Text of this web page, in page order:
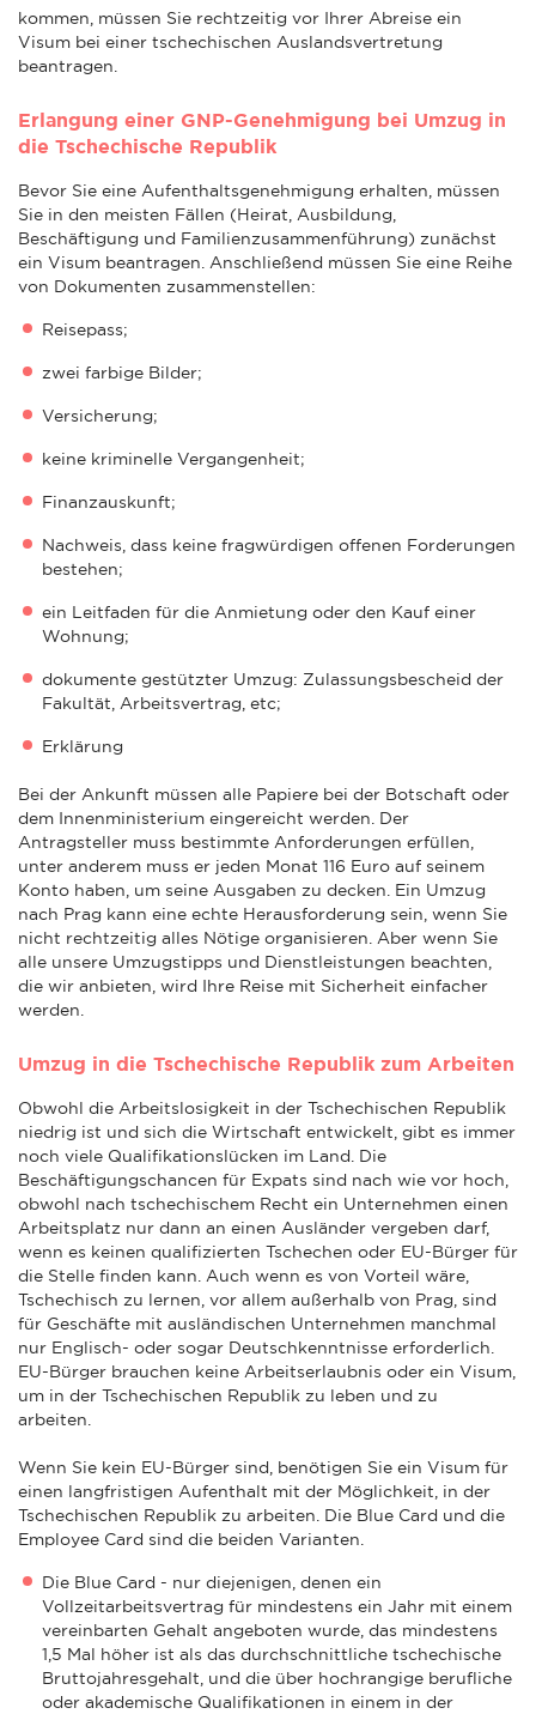
kommen, müssen Sie rechtzeitig vor Ihrer Abreise ein
Visum bei einer tschechischen Auslandsvertretung
beantragen.
Erlangung einer GNP-Genehmigung bei Umzug in
die Tschechische Republik
Bevor Sie eine Aufenthaltsgenehmigung erhalten, müssen
Sie in den meisten Fällen (Heirat, Ausbildung,
Beschäftigung und Familienzusammenführung) zunächst
ein Visum beantragen. Anschließend müssen Sie eine Reihe
von Dokumenten zusammenstellen:
Reisepass;
zwei farbige Bilder;
Versicherung;
keine kriminelle Vergangenheit;
Finanzauskunft;
Nachweis, dass keine fragwürdigen offenen Forderungen
bestehen;
ein Leitfaden für die Anmietung oder den Kauf einer
Wohnung;
dokumente gestützter Umzug: Zulassungsbescheid der
Fakultät, Arbeitsvertrag, etc;
Erklärung
Bei der Ankunft müssen alle Papiere bei der Botschaft oder
dem Innenministerium eingereicht werden. Der
Antragsteller muss bestimmte Anforderungen erfüllen,
unter anderem muss er jeden Monat 116 Euro auf seinem
Konto haben, um seine Ausgaben zu decken. Ein Umzug
nach Prag kann eine echte Herausforderung sein, wenn Sie
nicht rechtzeitig alles Nötige organisieren. Aber wenn Sie
alle unsere Umzugstipps und Dienstleistungen beachten,
die wir anbieten, wird Ihre Reise mit Sicherheit einfacher
werden.
Umzug in die Tschechische Republik zum Arbeiten
Obwohl die Arbeitslosigkeit in der Tschechischen Republik
niedrig ist und sich die Wirtschaft entwickelt, gibt es immer
noch viele Qualifikationslücken im Land. Die
Beschäftigungschancen für Expats sind nach wie vor hoch,
obwohl nach tschechischem Recht ein Unternehmen einen
Arbeitsplatz nur dann an einen Ausländer vergeben darf,
wenn es keinen qualifizierten Tschechen oder EU-Bürger für
die Stelle finden kann. Auch wenn es von Vorteil wäre,
Tschechisch zu lernen, vor allem außerhalb von Prag, sind
für Geschäfte mit ausländischen Unternehmen manchmal
nur Englisch- oder sogar Deutschkenntnisse erforderlich.
EU-Bürger brauchen keine Arbeitserlaubnis oder ein Visum,
um in der Tschechischen Republik zu leben und zu
arbeiten.
Wenn Sie kein EU-Bürger sind, benötigen Sie ein Visum für
einen langfristigen Aufenthalt mit der Möglichkeit, in der
Tschechischen Republik zu arbeiten. Die Blue Card und die
Employee Card sind die beiden Varianten.
Die Blue Card - nur diejenigen, denen ein
Vollzeitarbeitsvertrag für mindestens ein Jahr mit einem
vereinbarten Gehalt angeboten wurde, das mindestens
1,5 Mal höher ist als das durchschnittliche tschechische
Bruttojahresgehalt, und die über hochrangige berufliche
oder akademische Qualifikationen in einem in der